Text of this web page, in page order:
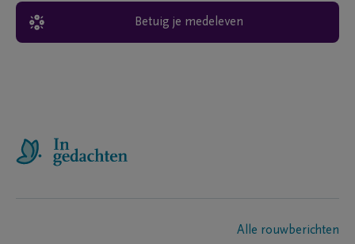
Betuig je medeleven
Alle rouwberichten